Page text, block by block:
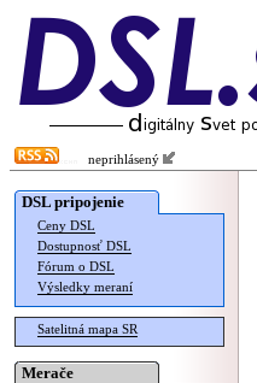
neprihlásený
DSL pripojenie
Ceny DSL
Dostupnosť DSL
Fórum o DSL
Výsledky meraní
Satelitná mapa SR
Merače